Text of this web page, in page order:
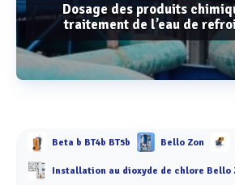
Dosage des produits
traitement de l’eau de
Voir plus
Beta b BT4b BT5b Bello Zon
Installation au dioxyde de chlore Bello Zon®